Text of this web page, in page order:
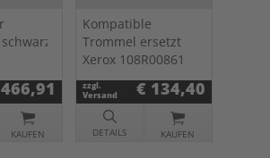
KAUFEN
Kompatible
Trommel ersetzt
Xerox 108R00861
zzgl.
Versand
€ 134,40
DETAILS KAUFEN